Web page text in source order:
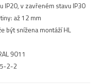
IP20, v zavřeném stavu IP30
až 12 mm
být snížena montáží HL
9011
2-2